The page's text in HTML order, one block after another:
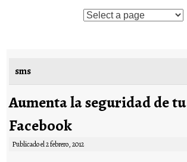
Saltar al contenido
sms
Aumenta la seguridad de tu
Facebook
Publicado el2 febrero, 2012